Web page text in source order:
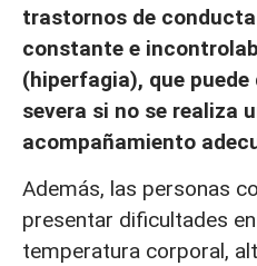
trastornos de
constante e
(hiperfagia), que
severa si no se realiza
acompañamiento
Además, las personas
presentar dificultades
temperatura corporal,